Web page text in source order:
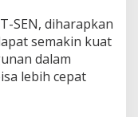
SEN, diharapkan
semakin kuat
dalam
lebih cepat